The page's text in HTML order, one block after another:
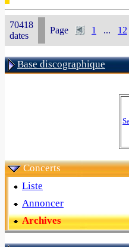
70418
dates
Page 1 ... 12
Base discographique
Concerts
Liste
Annoncer
Archives